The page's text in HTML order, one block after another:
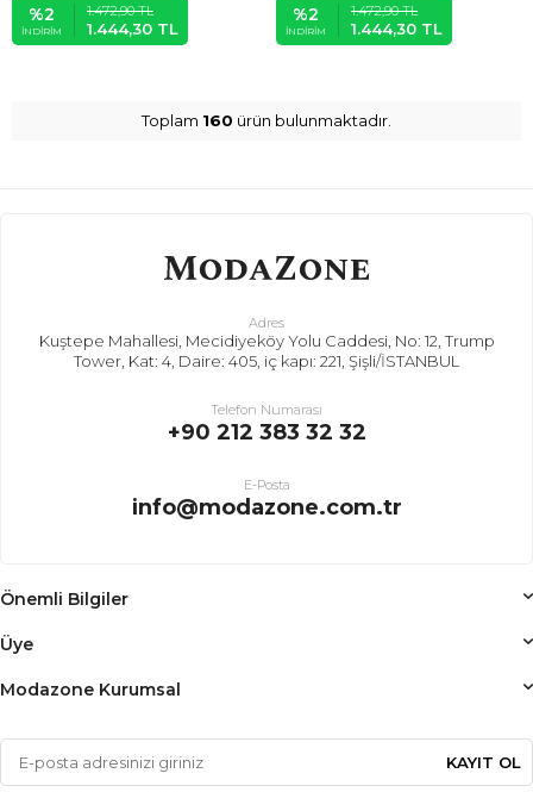
%2
İNDIRIM
1.472,90TL
1.444,30 TL
%2
İNDIRIM
1.472,90TL
1.444,30 TL
Toplam 160 ürün bulunmaktadır.
Adres
Kuştepe Mahallesi, Mecidiyeköy Yolu Caddesi, No: 12, Trump
Tower, Kat: 4, Daire: 405, iç kapı: 221, Şişli/İSTANBUL
Telefon Numarası
+90 212 383 32 32
E-Posta
info@modazone.com.tr
Önemli Bilgiler
Üye
Modazone Kurumsal
KAYIT OL